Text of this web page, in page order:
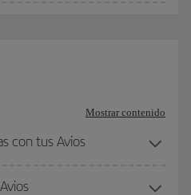
Mostrar contenido
con tus Avios